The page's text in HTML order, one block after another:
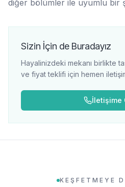
diğer bölümler ile uyumlu bir
Sizin İçin de Buradayız
Hayalinizdeki mekanı birlikte
ve fiyat teklifi için hemen
İletişime
KEŞFETMEYE